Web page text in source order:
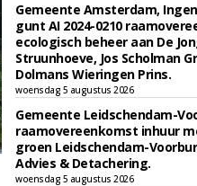
Gemeente Amsterdam,
gunt AI 2024-0210
ecologisch beheer aan De
Struunhoeve, Jos Scholman
Dolmans Wieringen Prins.
woensdag 5 augustus 2026
Gemeente Leidschendam-
raamovereenkomst inhuur
groen Leidschendam-
Advies & Detachering.
woensdag 5 augustus 2026